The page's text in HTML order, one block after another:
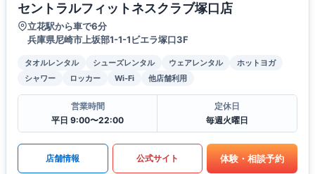
セントラルフィットネスクラブ塚口店
立花駅から車で6分
兵庫県尼崎市上坂部1-1-1ビエラ塚口3F
タオルレンタル シューズレンタル ウェアレンタル
ホットヨガ
シャワー
ロッカー Wi-Fi 他店舗利用
営業時間
平日 9:00〜22:00
定休日
毎週火曜日
店舗情報 公式サイト 体験・相談予約